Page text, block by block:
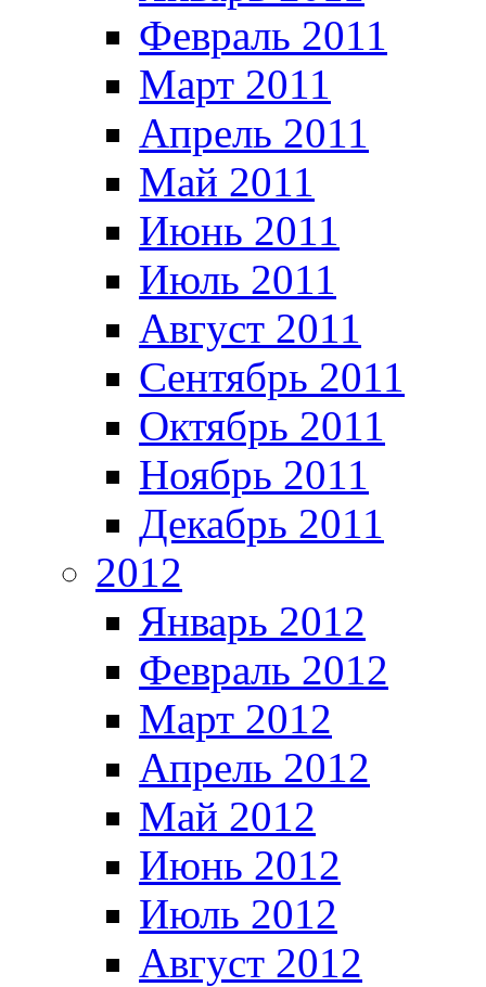
Февраль 2011
Март 2011
Апрель 2011
Май 2011
Июнь 2011
Июль 2011
Август 2011
Сентябрь 2011
Октябрь 2011
Ноябрь 2011
Декабрь 2011
2012
Январь 2012
Февраль 2012
Март 2012
Апрель 2012
Май 2012
Июнь 2012
Июль 2012
Август 2012